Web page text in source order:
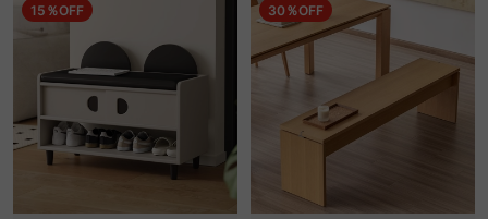
15％OFF 30％OFF